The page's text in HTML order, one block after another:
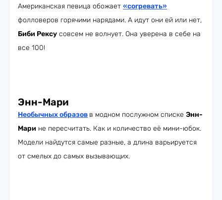
Американская певица обожает «согревать»
фолловеров горячими нарядами. А идут они ей или нет,
Биби Рексу совсем не волнует. Она уверена в себе на
все 100!
Энн-Мари
Необычных образов в модном послужном списке Энн-
Мари не пересчитать. Как и количество её мини-юбок.
Модели найдутся самые разные, а длина варьируется
от смелых до самых вызывающих.